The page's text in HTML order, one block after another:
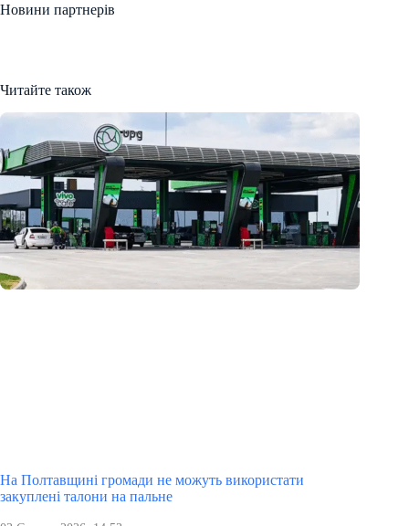
Новини партнерів
Читайте також
На Полтавщині громади не можуть використати
закуплені талони на пальне